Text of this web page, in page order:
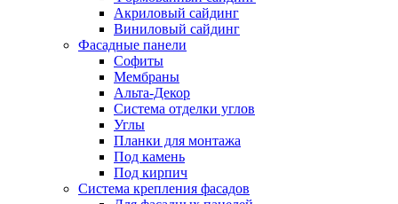
Акриловый сайдинг
Виниловый сайдинг
Фасадные панели
Софиты
Мембраны
Альта-Декор
Система отделки углов
Углы
Планки для монтажа
Под камень
Под кирпич
Система крепления фасадов